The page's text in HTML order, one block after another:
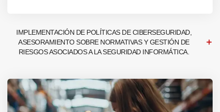
IMPLEMENTACIÓN DE POLÍTICAS DE CIBERSEGURIDAD,
ASESORAMIENTO SOBRE NORMATIVAS Y GESTIÓN DE
RIESGOS ASOCIADOS A LA SEGURIDAD INFORMÁTICA.